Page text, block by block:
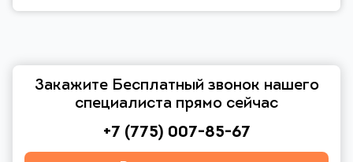
Закажите Бесплатный звонок нашего
специалиста прямо сейчас
+7 (775) 007-85-67